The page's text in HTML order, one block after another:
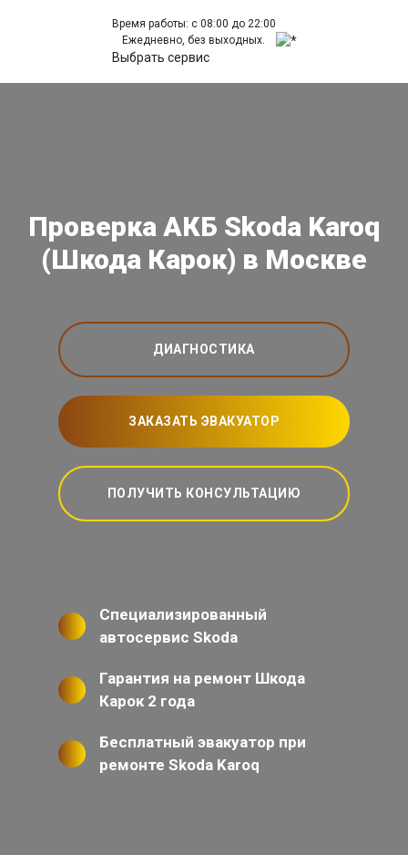
Время работы: с 08:00 до 22:00
Ежедневно, без выходных.
Выбрать сервис
Проверка АКБ Skoda Karoq
(Шкода Карок) в Москве
ДИАГНОСТИКА
ЗАКАЗАТЬ ЭВАКУАТОР
ПОЛУЧИТЬ КОНСУЛЬТАЦИЮ
Специализированный
автосервис Skoda
Гарантия на ремонт Шкода
Карок 2 года
Бесплатный эвакуатор при
ремонте Skoda Karoq